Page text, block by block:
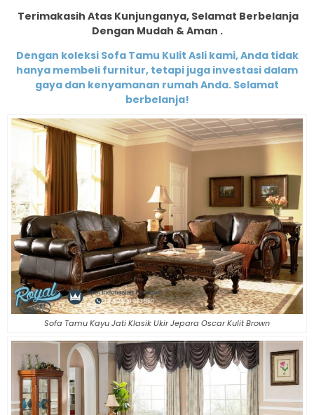
Terimakasih Atas Kunjunganya, Selamat Berbelanja
Dengan Mudah & Aman .
Dengan koleksi Sofa Tamu Kulit Asli kami, Anda tidak
hanya membeli furnitur, tetapi juga investasi dalam
gaya dan kenyamanan rumah Anda. Selamat
berbelanja!
Sofa Tamu Kayu Jati Klasik Ukir Jepara Oscar Kulit Brown